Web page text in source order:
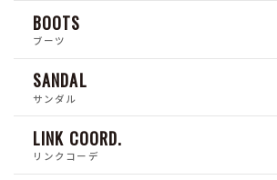
BOOTS
ブーツ
SANDAL
サンダル
LINK COORD.
リンクコーデ